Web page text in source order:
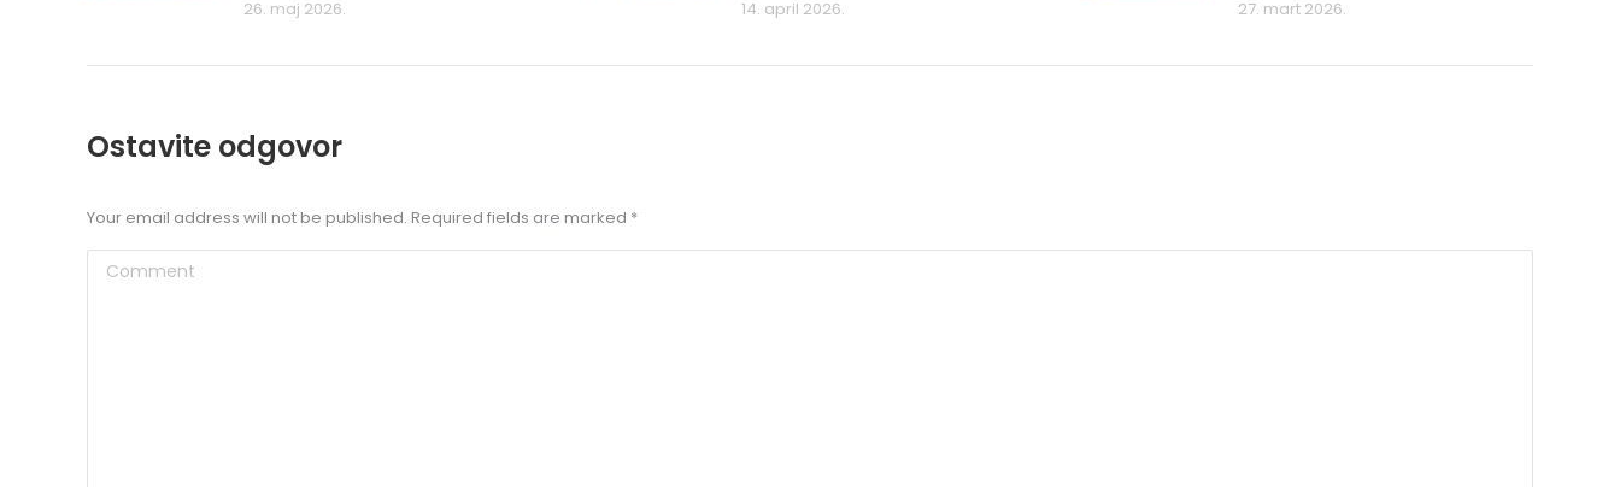
26. maj 2026. 14. april 2026. 27. mart 2026.
Ostavite odgovor
Your email address will not be published. Required fields are marked *
Comment